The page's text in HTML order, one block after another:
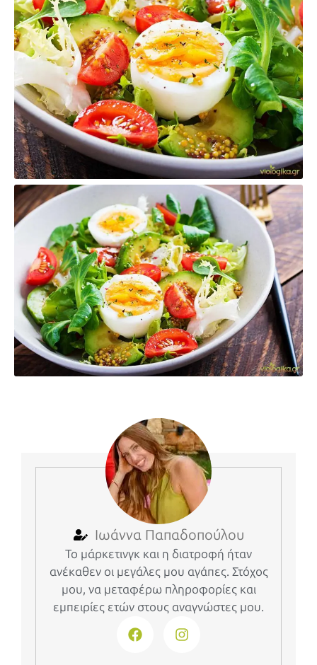
Ιωάννα Παπαδοπούλου
Το μάρκετινγκ και η διατροφή ήταν
ανέκαθεν οι μεγάλες μου αγάπες. Στόχος
μου, να μεταφέρω πληροφορίες και
εμπειρίες ετών στους αναγνώστες μου.